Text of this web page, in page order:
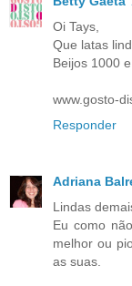
Oi Tays,
Que latas
Beijos 1000
www.gosto-
Responder
Adriana
Lindas
Eu como
melhor ou
as suas.